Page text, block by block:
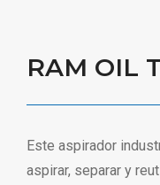
RAM OIL
Este aspirador
aspirar, separar y